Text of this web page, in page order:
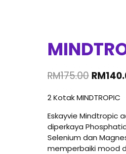
RM175.00 Original
was:
RM
2 Kotak MINDTROPIC
Eskayvie Mindtropic
diperkaya
Selenium dan
memperbaiki mood